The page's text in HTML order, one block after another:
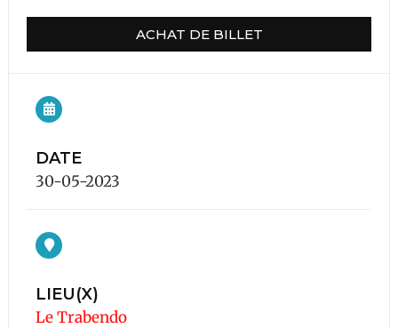
ACHAT DE BILLET
DATE
30-05-2023
LIEU(X)
Le Trabendo